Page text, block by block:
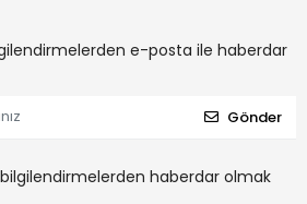
e-posta ile haberdar
Gönder
haberdar olmak